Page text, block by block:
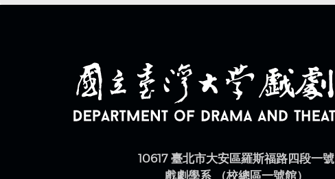
10617 臺北市大安區羅斯福路四段一號
戲劇學系 （校總區一號館）